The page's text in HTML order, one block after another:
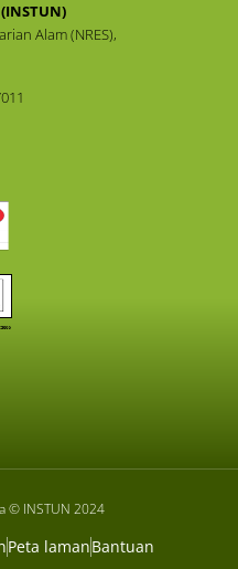
Alam (NRES),
© INSTUN 2024
Peta lamanBantuan